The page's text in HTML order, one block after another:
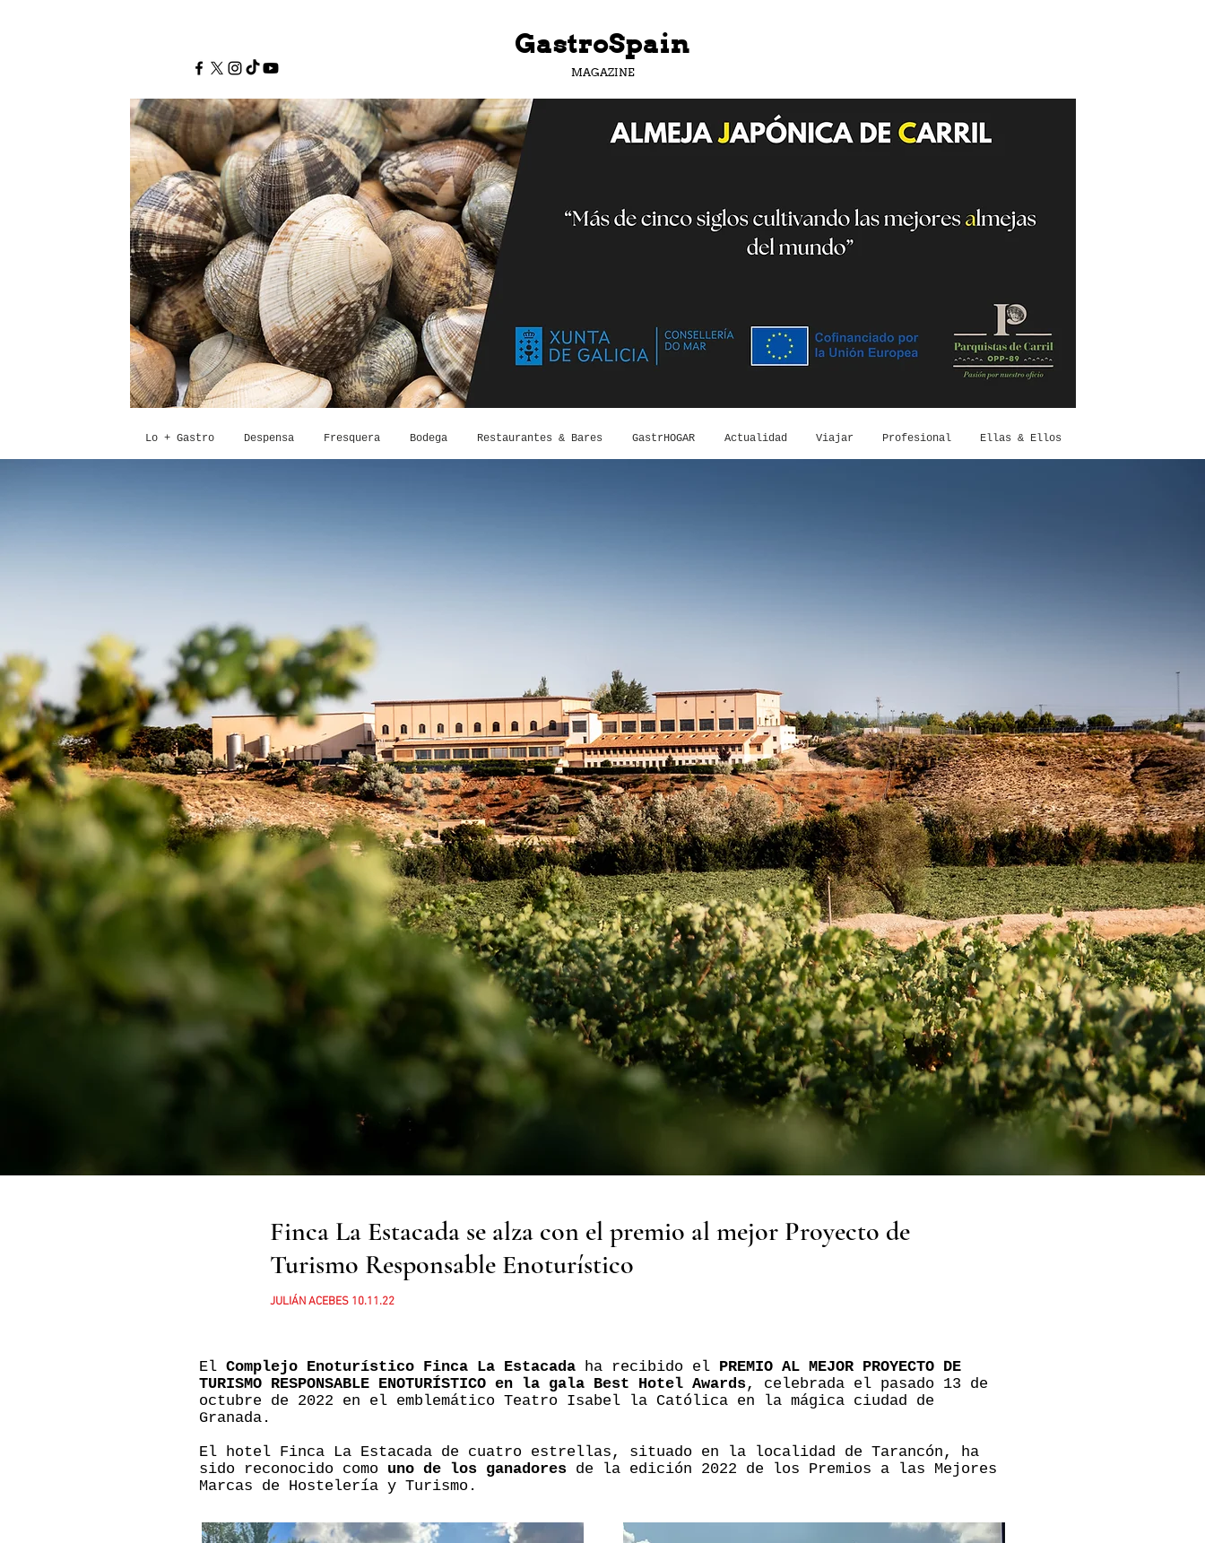
GastroSpain
MAGAZINE
Lo + Gastro Despensa Fresquera Bodega Restaurantes & Bares GastrHOGAR Actualidad Viajar Profesional Ellas & Ellos
Finca La Estacada se alza con el premio al mejor Proyecto de
Turismo Responsable Enoturístico
JULIÁN ACEBES 10.11.22
El Complejo Enoturístico Finca La Estacada ha recibido el PREMIO AL MEJOR PROYECTO DE
TURISMO RESPONSABLE ENOTURÍSTICO en la gala Best Hotel Awards, celebrada el pasado 13 de
octubre de 2022 en el emblemático Teatro Isabel la Católica en la mágica ciudad de
Granada.
El hotel Finca La Estacada de cuatro estrellas, situado en la localidad de Tarancón, ha
sido reconocido como uno de los ganadores de la edición 2022 de los Premios a las Mejores
Marcas de Hostelería y Turismo.